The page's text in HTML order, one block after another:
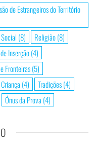
de Estrangeiros do Território
(8) Religião(8)
Inserção(4)
Fronteiras(5)
(4) Tradições(4)
Ónus da Prova (4)